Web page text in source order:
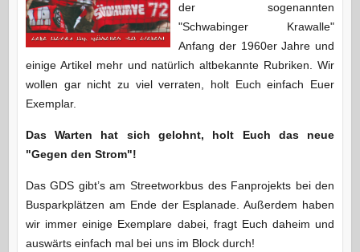
der sogenannten
"Schwabinger Krawalle"
Anfang der 1960er Jahre und
einige Artikel mehr und natürlich altbekannte Rubriken. Wir
wollen gar nicht zu viel verraten, holt Euch einfach Euer
Exemplar.
Das Warten hat sich gelohnt, holt Euch das neue
"Gegen den Strom"!
Das GDS gibt’s am Streetworkbus des Fanprojekts bei den
Busparkplätzen am Ende der Esplanade. Außerdem haben
wir immer einige Exemplare dabei, fragt Euch daheim und
auswärts einfach mal bei uns im Block durch!